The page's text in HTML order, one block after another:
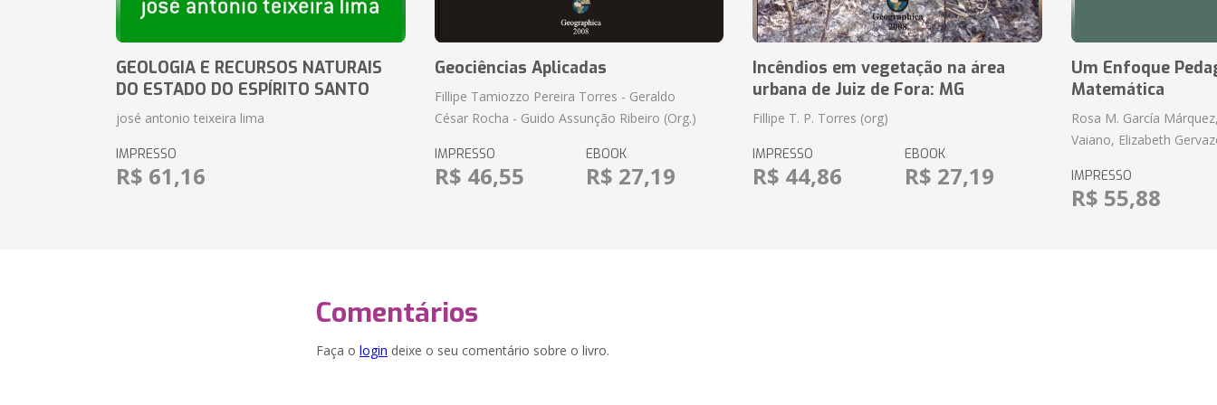
GEOLOGIA E RECURSOS NATURAIS
DO ESTADO DO ESPÍRITO SANTO
josé antonio teixeira lima
IMPRESSO
R$ 61,16
Geociências Aplicadas
Fillipe Tamiozzo Pereira Torres - Geraldo
César Rocha - Guido Assunção Ribeiro (Org.)
IMPRESSO
R$ 46,55
EBOOK
R$ 27,19
Incêndios em vegetação na área
urbana de Juiz de Fora: MG
Fillipe T. P. Torres (org)
IMPRESSO
R$ 44,86
EBOOK
R$ 27,19
Um Enfoque
Matemática
Rosa M. García
Vaiano, Elizabeth
IMPRESSO
R$ 55,88
Comentários
Faça o login deixe o seu comentário sobre o livro.